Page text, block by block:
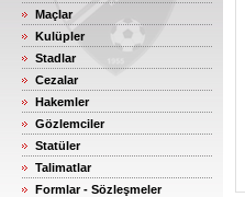
Maçlar
Kulüpler
Stadlar
Cezalar
Hakemler
Gözlemciler
Statüler
Talimatlar
Formlar - Sözleşmeler